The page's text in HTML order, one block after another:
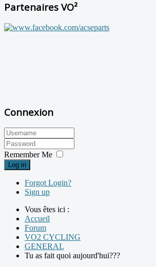
Partenaires VO²
Connexion
Remember Me
Log in
Forgot Login?
Sign up
Vous êtes ici :
Accueil
Forum
VO2 CYCLING
GENERAL
Tu as fait quoi aujourd'hui???